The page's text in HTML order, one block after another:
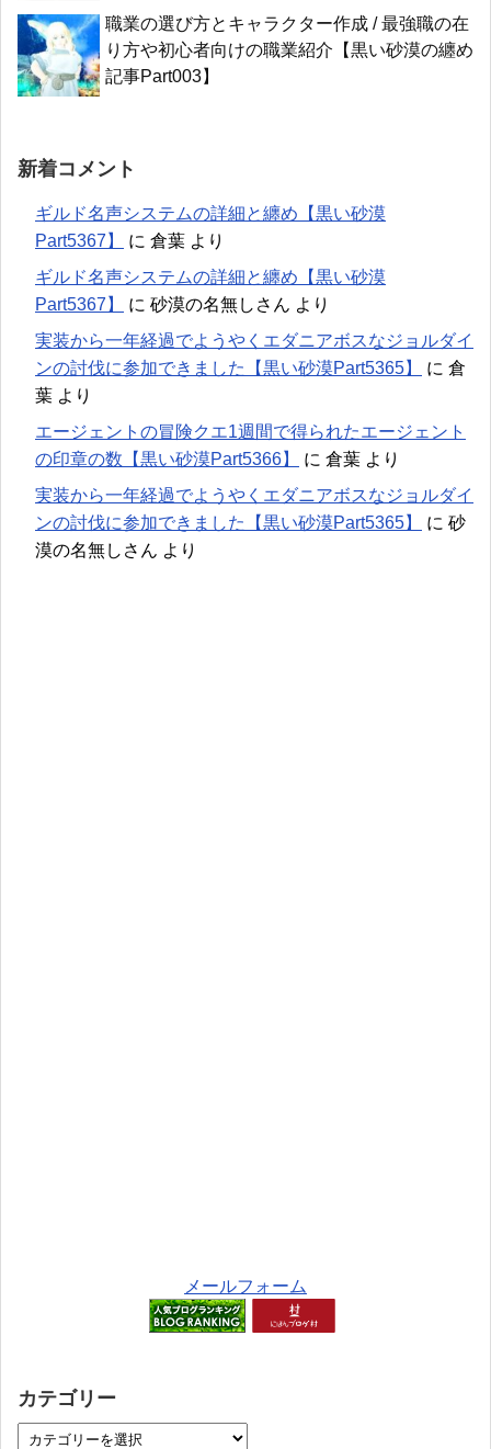
職業の選び方とキャラクター作成 / 最強職の在
り方や初心者向けの職業紹介【黒い砂漠の纏め
記事Part003】
新着コメント
ギルド名声システムの詳細と纏め【黒い砂漠
Part5367】
に 倉葉 より
ギルド名声システムの詳細と纏め【黒い砂漠
Part5367】
に 砂漠の名無しさん より
実装から一年経過でようやくエダニアボスなジョルダイ
ンの討伐に参加できました【黒い砂漠Part5365】
に 倉
葉 より
エージェントの冒険クエ1週間で得られたエージェント
の印章の数【黒い砂漠Part5366】
に 倉葉 より
実装から一年経過でようやくエダニアボスなジョルダイ
ンの討伐に参加できました【黒い砂漠Part5365】
に 砂
漠の名無しさん より
メールフォーム
カテゴリー